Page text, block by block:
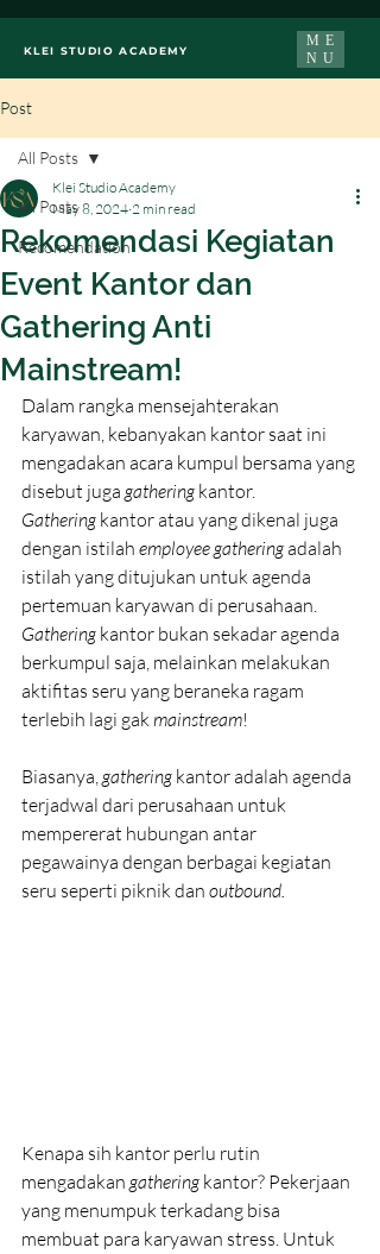
KLEI STUDIO ACADEMY
ME
NU
Post
All Posts
Recomendation
All Posts
Rekomendasi Kegiatan
Event Kantor dan
Gathering Anti
Mainstream!
Klei Studio Academy
May 8, 2024 2 min read
Dalam rangka mensejahterakan
karyawan, kebanyakan kantor saat ini
mengadakan acara kumpul bersama yang
disebut juga gathering kantor.
Gathering kantor atau yang dikenal juga
dengan istilah employee gathering adalah
istilah yang ditujukan untuk agenda
pertemuan karyawan di perusahaan.
Gathering kantor bukan sekadar agenda
berkumpul saja, melainkan melakukan
aktifitas seru yang beraneka ragam
terlebih lagi gak mainstream!
Biasanya, gathering kantor adalah agenda
terjadwal dari perusahaan untuk
mempererat hubungan antar
pegawainya dengan berbagai kegiatan
seru seperti piknik dan outbound.
Kenapa sih kantor perlu rutin
mengadakan gathering kantor? Pekerjaan
yang menumpuk terkadang bisa
membuat para karyawan stress. Untuk